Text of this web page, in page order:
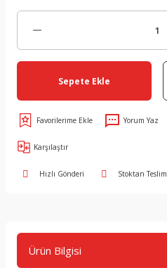
Sepete Ekle
Yorum Yaz
Karşılaştır
Hızlı Gönderi Stoktan Teslim
Ürün Bilgisi